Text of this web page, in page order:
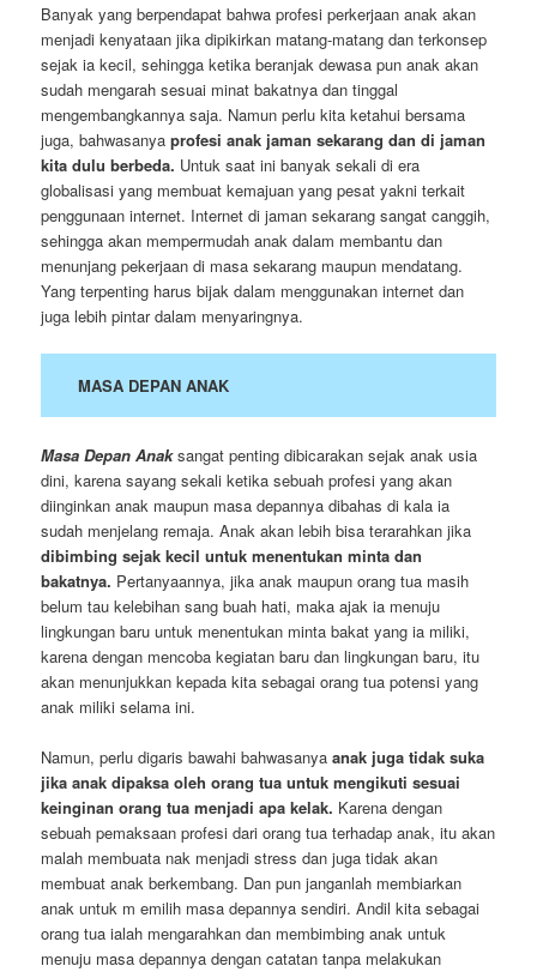
Banyak yang berpendapat bahwa profesi perkerjaan anak akan
menjadi kenyataan jika dipikirkan matang-matang dan terkonsep
sejak ia kecil, sehingga ketika beranjak dewasa pun anak akan
sudah mengarah sesuai minat bakatnya dan tinggal
mengembangkannya saja. Namun perlu kita ketahui bersama
juga, bahwasanyaprofesi anak jaman sekarang dan di jaman
kita dulu berbeda. Untuk saat ini banyak sekali di era
globalisasi yang membuat kemajuan yang pesat yakni terkait
penggunaan internet. Internet di jaman sekarang sangat canggih,
sehingga akan mempermudah anak dalam membantu dan
menunjang pekerjaan di masa sekarang maupun mendatang.
Yang terpenting harus bijak dalam menggunakan internet dan
juga lebih pintar dalam menyaringnya.
MASA DEPAN ANAK
Masa Depan Anaksangat penting dibicarakan sejak anak usia
dini, karena sayang sekali ketika sebuah profesi yang akan
diinginkan anak maupun masa depannya dibahas di kala ia
sudah menjelang remaja. Anak akan lebih bisa terarahkan jika
dibimbing sejak kecil untuk menentukan minta dan
bakatnya. Pertanyaannya, jika anak maupun orang tua masih
belum tau kelebihan sang buah hati, maka ajak ia menuju
lingkungan baru untuk menentukan minta bakat yang ia miliki,
karena dengan mencoba kegiatan baru dan lingkungan baru, itu
akan menunjukkan kepada kita sebagai orang tua potensi yang
anak miliki selama ini.
Namun, perlu digaris bawahi bahwasanyaanak juga tidak suka
jika anak dipaksa oleh orang tua untuk mengikuti sesuai
keinginan orang tua menjadi apa kelak. Karena dengan
sebuah pemaksaan profesi dari orang tua terhadap anak, itu akan
malah membuata nak menjadi stress dan juga tidak akan
membuat anak berkembang. Dan pun janganlah membiarkan
anak untuk m emilih masa depannya sendiri. Andil kita sebagai
orang tua ialah mengarahkan dan membimbing anak untuk
menuju masa depannya dengan catatan tanpa melakukan